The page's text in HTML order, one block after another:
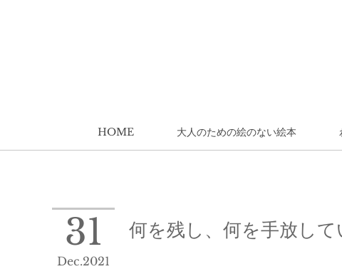
HOME 大人のための絵のない絵本
31
Dec 2021
何を残し、何を手放し